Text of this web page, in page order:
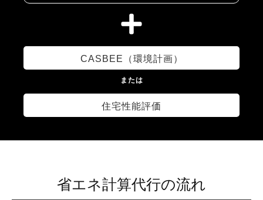
5
6
7
8
3
4
5
6
CASBEE（環境計画）
または
住宅性能評価
省エネ計算代行の流れ